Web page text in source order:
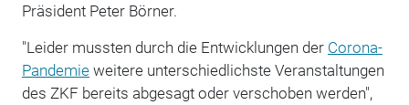
Präsident Peter Börner.
"Leider mussten durch die Entwicklungen der Corona-
Pandemieweitere unterschiedlichste Veranstaltungen
des ZKF bereits abgesagt oder verschoben werden",